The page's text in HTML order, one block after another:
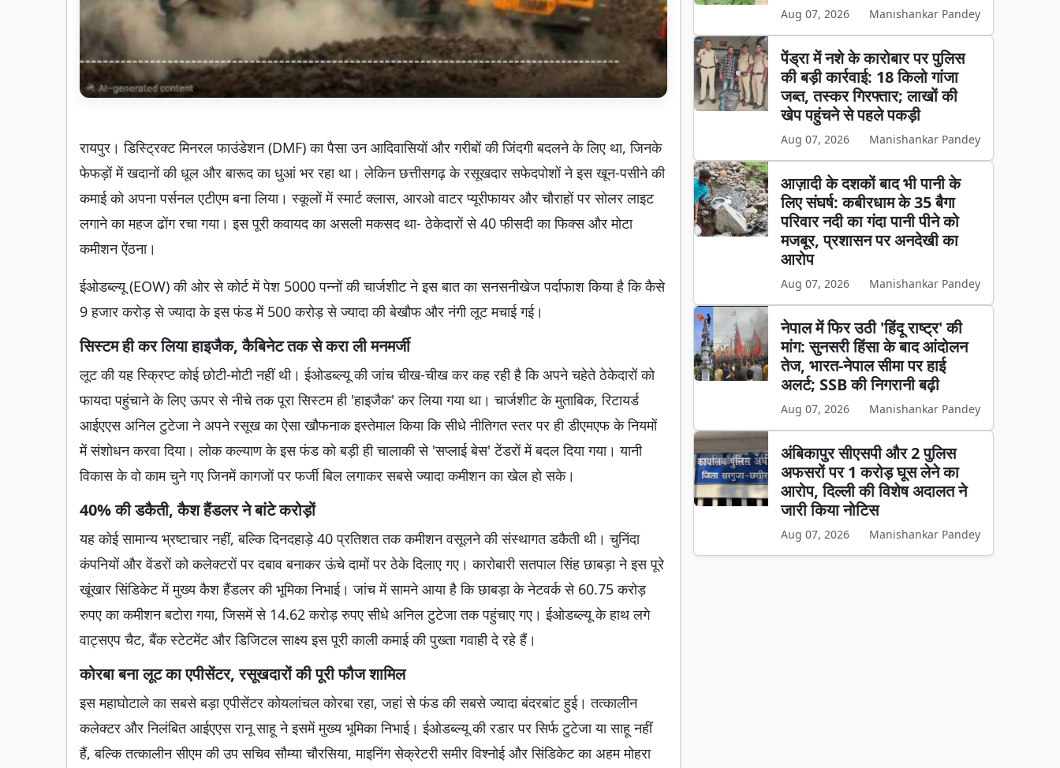
रायपुर। डिस्ट्रिक्ट मिनरल फाउंडेशन (DMF) का पैसा उन आदिवासियों और गरीबों की जिंदगी बदलने के लिए था, जिनके
फेफड़ों में खदानों की धूल और बारूद का धुआं भर रहा था। लेकिन छत्तीसगढ़ के रसूखदार सफेदपोशों ने इस खून-पसीने की
कमाई को अपना पर्सनल एटीएम बना लिया। स्कूलों में स्मार्ट क्लास, आरओ वाटर प्यूरीफायर और चौराहों पर सोलर लाइट
लगाने का महज ढोंग रचा गया। इस पूरी कवायद का असली मकसद था- ठेकेदारों से 40 फीसदी का फिक्स और मोटा
कमीशन ऐंठना।
ईओडब्ल्यू (EOW) की ओर से कोर्ट में पेश 5000 पन्नों की चार्जशीट ने इस बात का सनसनीखेज पर्दाफाश किया है कि कैसे
9 हजार करोड़ से ज्यादा के इस फंड में 500 करोड़ से ज्यादा की बेखौफ और नंगी लूट मचाई गई।
सिस्टम ही कर लिया हाइजैक, कैबिनेट तक से करा ली मनमर्जी
लूट की यह स्क्रिप्ट कोई छोटी-मोटी नहीं थी। ईओडब्ल्यू की जांच चीख-चीख कर कह रही है कि अपने चहेते ठेकेदारों को
फायदा पहुंचाने के लिए ऊपर से नीचे तक पूरा सिस्टम ही 'हाइजैक' कर लिया गया था। चार्जशीट के मुताबिक, रिटायर्ड
आईएएस अनिल टुटेजा ने अपने रसूख का ऐसा खौफनाक इस्तेमाल किया कि सीधे नीतिगत स्तर पर ही डीएमएफ के नियमों
में संशोधन करवा दिया। लोक कल्याण के इस फंड को बड़ी ही चालाकी से 'सप्लाई बेस' टेंडरों में बदल दिया गया। यानी
विकास के वो काम चुने गए जिनमें कागजों पर फर्जी बिल लगाकर सबसे ज्यादा कमीशन का खेल हो सके।
40% की डकैती, कैश हैंडलर ने बांटे करोड़ों
यह कोई सामान्य भ्रष्टाचार नहीं, बल्कि दिनदहाड़े 40 प्रतिशत तक कमीशन वसूलने की संस्थागत डकैती थी। चुनिंदा
कंपनियों और वेंडरों को कलेक्टरों पर दबाव बनाकर ऊंचे दामों पर ठेके दिलाए गए। कारोबारी सतपाल सिंह छाबड़ा ने इस पूरे
खूंखार सिंडिकेट में मुख्य कैश हैंडलर की भूमिका निभाई। जांच में सामने आया है कि छाबड़ा के नेटवर्क से 60.75 करोड़
रुपए का कमीशन बटोरा गया, जिसमें से 14.62 करोड़ रुपए सीधे अनिल टुटेजा तक पहुंचाए गए। ईओडब्ल्यू के हाथ लगे
वाट्सएप चैट, बैंक स्टेटमेंट और डिजिटल साक्ष्य इस पूरी काली कमाई की पुख्ता गवाही दे रहे हैं।
कोरबा बना लूट का एपीसेंटर, रसूखदारों की पूरी फौज शामिल
इस महाघोटाले का सबसे बड़ा एपीसेंटर कोयलांचल कोरबा रहा, जहां से फंड की सबसे ज्यादा बंदरबांट हुई। तत्कालीन
कलेक्टर और निलंबित आईएएस रानू साहू ने इसमें मुख्य भूमिका निभाई। ईओडब्ल्यू की रडार पर सिर्फ टुटेजा या साहू नहीं
हैं, बल्कि तत्कालीन सीएम की उप सचिव सौम्या चौरसिया, माइनिंग सेक्रेटरी समीर विश्नोई और सिंडिकेट का अहम मोहरा
Aug 07, 2026 Manishankar Pandey
पेंड्रा में नशे के कारोबार पर पुलिस
की बड़ी कार्रवाई: 18 किलो गांजा
जब्त, तस्कर गिरफ्तार; लाखों की
खेप पहुंचने से पहले पकड़ी
Aug 07, 2026 Manishankar Pandey
आज़ादी के दशकों बाद भी पानी के
लिए संघर्ष: कबीरधाम के 35 बैगा
परिवार नदी का गंदा पानी पीने को
मजबूर, प्रशासन पर अनदेखी का
आरोप
Aug 07, 2026 Manishankar Pandey
नेपाल में फिर उठी 'हिंदू राष्ट्र' की
मांग: सुनसरी हिंसा के बाद आंदोलन
तेज, भारत-नेपाल सीमा पर हाई
अलर्ट; SSB की निगरानी बढ़ी
Aug 07, 2026 Manishankar Pandey
अंबिकापुर सीएसपी और 2 पुलिस
अफसरों पर 1 करोड़ घूस लेने का
आरोप, दिल्ली की विशेष अदालत ने
जारी किया नोटिस
Aug 07, 2026 Manishankar Pandey